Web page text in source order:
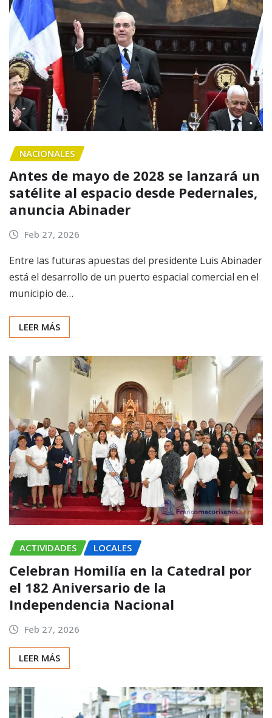
NACIONALES
Antes de mayo de 2028 se lanzará un
satélite al espacio desde Pedernales,
anuncia Abinader
Feb 27, 2026
Entre las futuras apuestas del presidente Luis Abinader
está el desarrollo de un puerto espacial comercial en el
municipio de…
LEER MÁS
ACTIVIDADES LOCALES
Celebran Homilía en la Catedral por
el 182 Aniversario de la
Independencia Nacional
Feb 27, 2026
LEER MÁS